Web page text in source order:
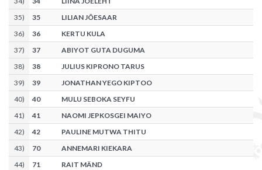
35) 35
LILIAN JÕESAAR
36) 36
KERTU KULA
37) 37
ABIYOT GUTA DUGUMA
38) 38
JULIUS KIPRONO TARUS
39) 39
JONATHAN YEGO KIPTOO
40) 40
MULU SEBOKA SEYFU
41) 41
NAOMI JEPKOSGEI MAIYO
42) 42
PAULINE MUTWA THITU
43) 70
ANNEMARI KIEKARA
44) 71
RAIT MÄND